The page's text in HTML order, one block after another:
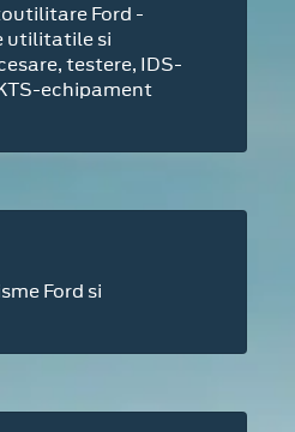
Ford -
utilitatile si
testere, IDS-
echipament
Ford si